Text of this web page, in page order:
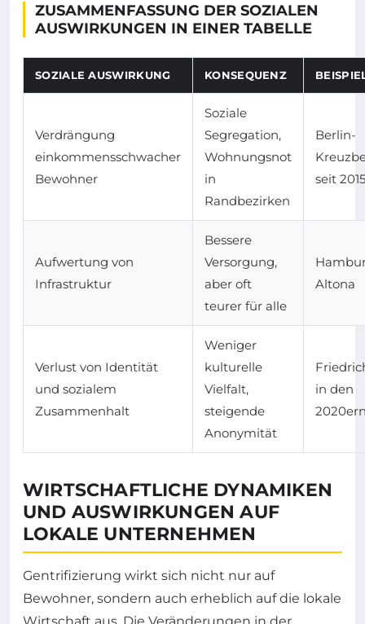
ZUSAMMENFASSUNG DER SOZIALEN
AUSWIRKUNGEN IN EINER TABELLE
SOZIALE AUSWIRKUNG KONSEQUENZ
Verdrängung
einkommensschwacher
Bewohner
Soziale
Segregation,
Wohnungsnot
in
Randbezirken
Berlin-
seit 2015
Aufwertung von
Infrastruktur
Bessere
Versorgung,
aber oft
teurer für alle
Altona
Verlust von Identität
und sozialem
Zusammenhalt
Weniger
kulturelle
Vielfalt,
steigende
Anonymität
in den
WIRTSCHAFTLICHE DYNAMIKEN
UND AUSWIRKUNGEN AUF
LOKALE UNTERNEHMEN
Gentrifizierung wirkt sich nicht nur auf
Bewohner, sondern auch erheblich auf die lokale
Wirtschaft aus. Die Veränderungen in der